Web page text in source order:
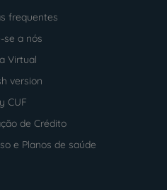
frequentes
se a nós
Virtual
version
CUF
de Crédito
e Planos de saúde